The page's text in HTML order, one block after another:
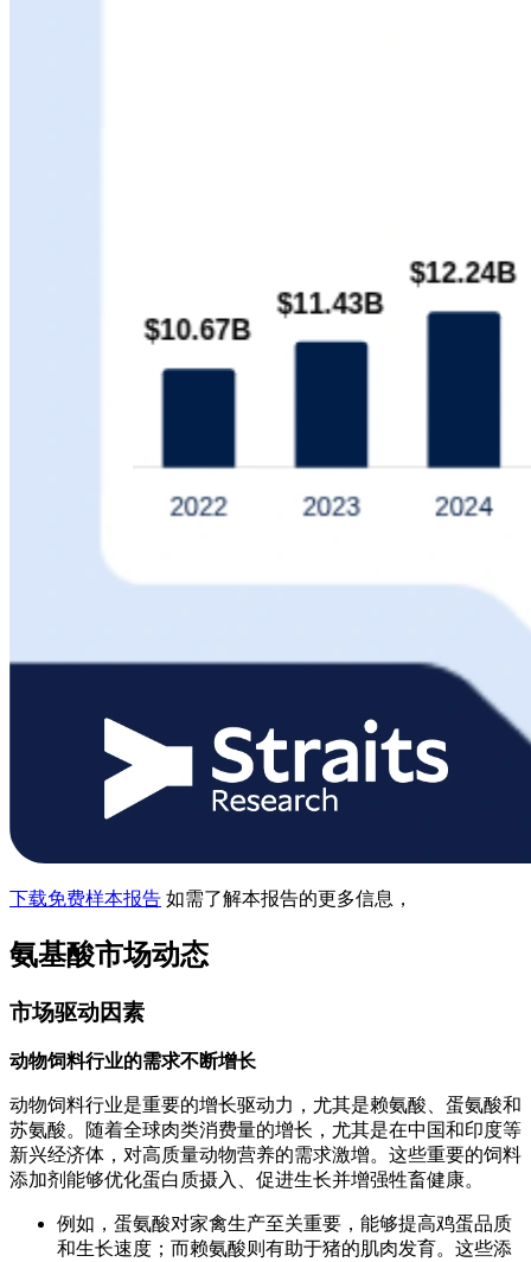
下载免费样本报告 如需了解本报告的更多信息，
氨基酸市场动态
市场驱动因素
动物饲料行业的需求不断增长
动物饲料行业是重要的增长驱动力，尤其是赖氨酸、蛋氨酸和
苏氨酸。随着全球肉类消费量的增长，尤其是在中国和印度等
新兴经济体，对高质量动物营养的需求激增。这些重要的饲料
添加剂能够优化蛋白质摄入、促进生长并增强牲​​畜健康。
例如，蛋氨酸对家禽生产至关重要，能够提高鸡蛋品质
和生长速度；而赖氨酸则有助于猪的肌肉发育。这些添